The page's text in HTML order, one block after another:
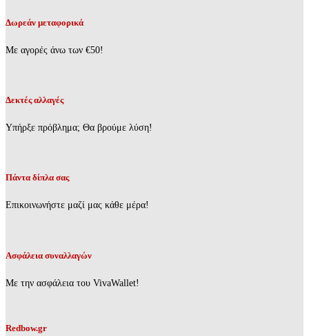
Δωρεάν μεταφορικά
Με αγορές άνω των €50!
Δεκτές αλλαγές
Υπήρξε πρόβλημα; Θα βρούμε λύση!
Πάντα δίπλα σας
Επικοινωνήστε μαζί μας κάθε μέρα!
Ασφάλεια συναλλαγών
Με την ασφάλεια του VivaWallet!
Redbow.gr